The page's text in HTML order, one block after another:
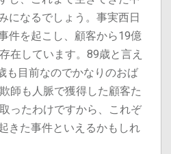
になるでしょう。 事実西日
件を起こし、顧客から19億
在しています。 89歳と言え
も目前なのでかなりのおば
師も人脈で獲得した顧客た
ったわけですから、これぞ
きた事件といえるかもしれ